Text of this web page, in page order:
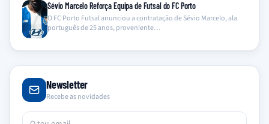
Sévio Marcelo Reforça Equipa de Futsal do FC Porto
O FC Porto Futsal anunciou a contratação de Sévio Marcelo, ala
português de 25 anos, proveniente…
Newsletter
Recebe as novidades